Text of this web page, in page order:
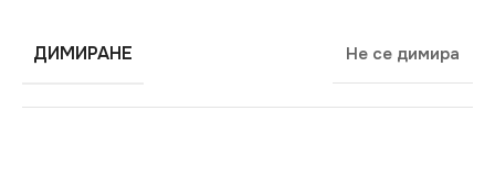
ДИМИРАНЕ Не се димира